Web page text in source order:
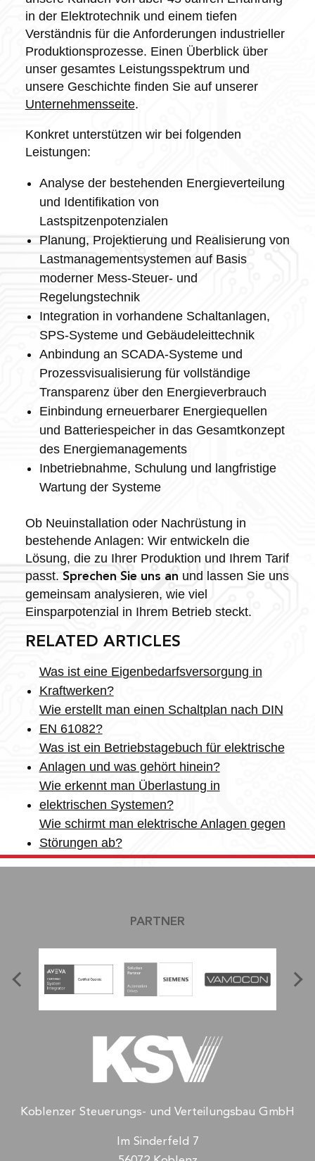
in der Elektrotechnik und einem tiefen
Verständnis für die Anforderungen industrieller
Produktionsprozesse. Einen Überblick über
unser gesamtes Leistungsspektrum und
unsere Geschichte finden Sie auf unserer
Unternehmensseite.
Konkret unterstützen wir bei folgenden
Leistungen:
Analyse der bestehenden Energieverteilung
und Identifikation von
Lastspitzenpotenzialen
Planung, Projektierung und Realisierung von
Lastmanagementsystemen auf Basis
moderner Mess-Steuer- und
Regelungstechnik
Integration in vorhandene Schaltanlagen,
SPS-Systeme und Gebäudeleittechnik
Anbindung an SCADA-Systeme und
Prozessvisualisierung für vollständige
Transparenz über den Energieverbrauch
Einbindung erneuerbarer Energiequellen
und Batteriespeicher in das Gesamtkonzept
des Energiemanagements
Inbetriebnahme, Schulung und langfristige
Wartung der Systeme
Ob Neuinstallation oder Nachrüstung in
bestehende Anlagen: Wir entwickeln die
Lösung, die zu Ihrer Produktion und Ihrem Tarif
passt. Sprechen Sie uns an und lassen Sie uns
gemeinsam analysieren, wie viel
Einsparpotenzial in Ihrem Betrieb steckt.
RELATED ARTICLES
Was ist eine Eigenbedarfsversorgung in
Kraftwerken?
Wie erstellt man einen Schaltplan nach DIN
EN 61082?
Was ist ein Betriebstagebuch für elektrische
Anlagen und was gehört hinein?
Wie erkennt man Überlastung in
elektrischen Systemen?
Wie schirmt man elektrische Anlagen gegen
Störungen ab?
PARTNER
Koblenzer Steuerungs- und Verteilungsbau GmbH
Im Sinderfeld 7